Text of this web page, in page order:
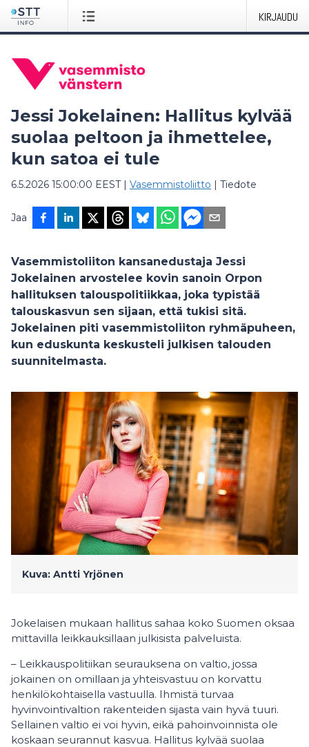
KIRJAUDU
Jessi Jokelainen: Hallitus kylvää
suolaa peltoon ja ihmettelee,
kun satoa ei tule
6.5.2026 15:00:00 EEST| Vasemmistoliitto | Tiedote
Jaa
Vasemmistoliiton kansanedustaja Jessi
Jokelainen arvostelee kovin sanoin Orpon
hallituksen talouspolitiikkaa, joka typistää
talouskasvun sen sijaan, että tukisi sitä.
Jokelainen piti vasemmistoliiton ryhmäpuheen,
kun eduskunta keskusteli julkisen talouden
suunnitelmasta.
Kuva: Antti Yrjönen
Jokelaisen mukaan hallitus sahaa koko Suomen oksaa
mittavilla leikkauksillaan julkisista palveluista.
– Leikkauspolitiikan seurauksena on valtio, jossa
jokainen on omillaan ja yhteisvastuu on korvattu
henkilökohtaisella vastuulla. Ihmistä turvaa
hyvinvointivaltion rakenteiden sijasta vain hyvä tuuri.
Sellainen valtio ei voi hyvin, eikä pahoinvoinnista ole
koskaan seurannut kasvua. Hallitus kylvää suolaa